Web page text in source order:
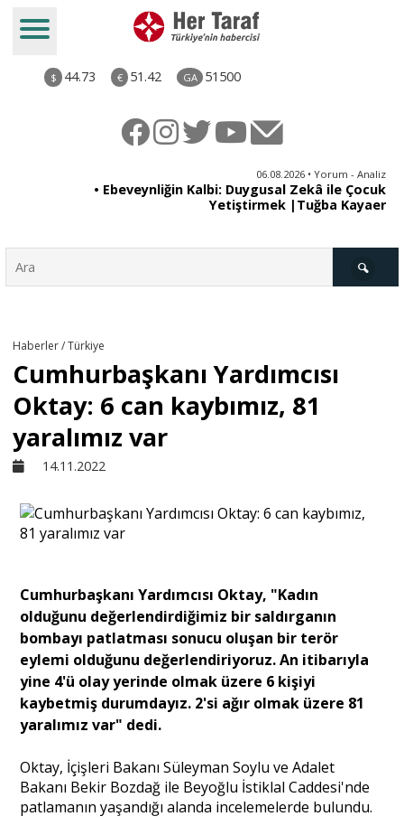
$ 44.73 € 51.42 GA 51500
06.08.2026 • Yorum - Analiz
• Ebeveynliğin Kalbi: Duygusal Zekâ ile Çocuk
Yetiştirmek |Tuğba Kayaer
Derkenar
Sivil Toplum
Kültür - Sanat
Dünya
Yorum - Analiz
Yazı Dizisi
Haberler / Türkiye
Cumhurbaşkanı Yardımcısı
Oktay: 6 can kaybımız, 81
yaralımız var
14.11.2022
Cumhurbaşkanı Yardımcısı Oktay, "Kadın
olduğunu değerlendirdiğimiz bir saldırganın
bombayı patlatması sonucu oluşan bir terör
eylemi olduğunu değerlendiriyoruz. An itibarıyla
yine 4'ü olay yerinde olmak üzere 6 kişiyi
kaybetmiş durumdayız. 2'si ağır olmak üzere 81
yaralımız var" dedi.
Oktay, İçişleri Bakanı Süleyman Soylu ve Adalet
Bakanı Bekir Bozdağ ile Beyoğlu İstiklal Caddesi'nde
patlamanın yaşandığı alanda incelemelerde bulundu.